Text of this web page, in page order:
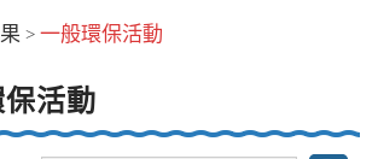
> 一般環保活動
活動